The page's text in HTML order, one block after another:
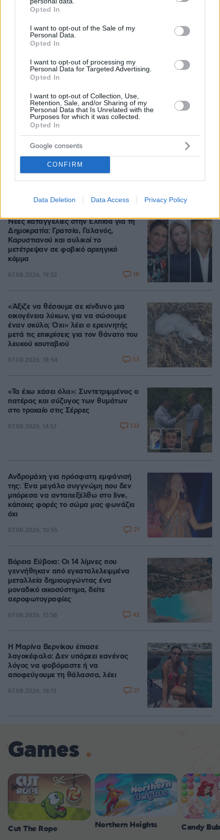
grant or deny consent to Google and its third-party tags to
use your data for below specified purposes in below Google
consent section.
Opted In
I want to opt-out of the Sale of my
Personal Data.
Opted In
I want to opt-out of processing my
Personal Data for Targeted Advertising.
Opted In
I want to opt-out of Collection, Use,
Retention, Sale, and/or Sharing of my
Personal Data that Is Unrelated with the
Purposes for which it was collected.
Opted In
Google consents
CONFIRM
Data Deletion Data Access Privacy Policy
«Κάτι απέσπασε την προσοχή του οδηγού»:
Πραγματογνώμονας επιχειρεί να ρίξει φως στα
07.08.2026, 18:54
Νέες καταγγελίες στην Ελπίδα για τη
Δημοκρατία: Γρατσία, Γαλανός,
Καρυστιανού και αυλικοί το
μετέτρεψαν σε φοβικό αρχηγικό
κόμμα
07.08.2026, 19:33 18
«Άξιζε να θέσουμε σε κίνδυνο μια
οικογένεια λύκων, για να σώσουμε
έναν σκύλο; Όχι» λέει ο ερευνητής
μετά τις επικρίσεις για τον θάνατο του
λευκού κουταβιού
07.08.2026, 18:54 53
«Τα έχω χάσει όλα»: Συντετριμμένος ο
πατέρας και σύζυγος των θυμάτων
στο τροχαίο στις Σέρρες
07.08.2026, 14:57 132
Ανδρομάχη για πρόσφατη εμφάνισή
της: Ένα μεγάλο συγγνώμη που δεν
μπόρεσα να ανταπεξέλθω στο live,
κάποιες φορές το σώμα μας φωνάζει
όχι
07.08.2026, 10:55 21
Βόρεια Εύβοια: Οι 14 λίμνες που
γεννήθηκαν από εγκαταλελειμμένα
μεταλλεία δημιουργώντας ένα
μοναδικό οικοσύστημα, δείτε
αεροφωτογραφίες
07.08.2026, 15:58 42
Η Μαρίνα Βερνίκου έπιασε
λαγοκέφαλο: Δεν υπάρχει κανένας
λόγος να φοβόμαστε ή να
αποφεύγουμε τη θάλασσα, λέει
07.08.2026, 18:13 31
Games
Cut The Rope Northern Heights Candy